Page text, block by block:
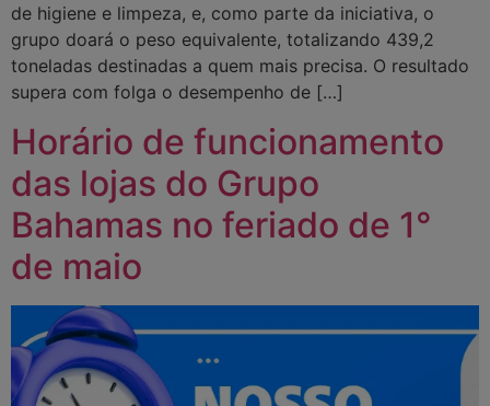
de higiene e limpeza, e, como parte da iniciativa, o
grupo doará o peso equivalente, totalizando 439,2
toneladas destinadas a quem mais precisa. O resultado
supera com folga o desempenho de […]
Horário de funcionamento
das lojas do Grupo
Bahamas no feriado de 1°
de maio